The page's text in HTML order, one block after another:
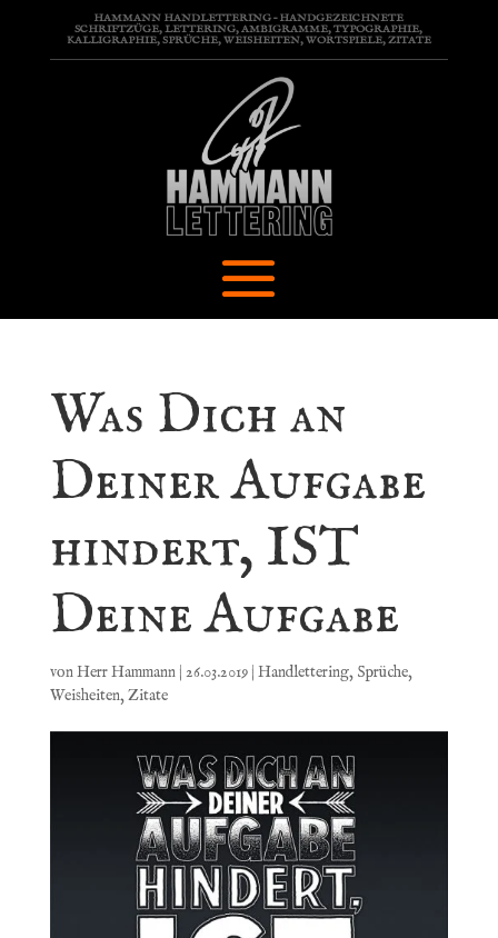
HAMMANN HANDLETTERING – HANDGEZEICHNETE
SCHRIFTZÜGE, LETTERING, AMBIGRAMME, TYPOGRAPHIE,
KALLIGRAPHIE, SPRÜCHE, WEISHEITEN, WORTSPIELE, ZITATE
Was Dich an
Deiner Aufgabe
hindert, IST
Deine Aufgabe
vonHerr Hammann| 26.03.2019| Handlettering, Sprüche,
Weisheiten, Zitate